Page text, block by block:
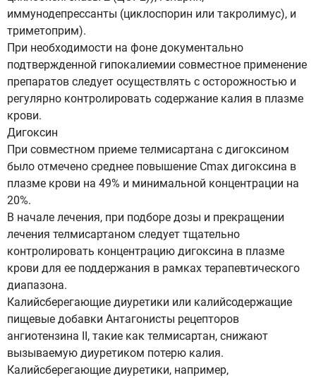
иммунодепрессанты (циклоспорин или такролимус), и
триметоприм).
При необходимости на фоне документально
подтвержденной гипокалиемии совместное применение
препаратов следует осуществлять с осторожностью и
регулярно контролировать содержание калия в плазме
крови.
Дигоксин
При совместном приеме телмисартана с дигоксином
было отмечено среднее повышение Cmax дигоксина в
плазме крови на 49% и минимальной концентрации на
20%.
В начале лечения, при подборе дозы и прекращении
лечения телмисартаном следует тщательно
контролировать концентрацию дигоксина в плазме
крови для ее поддержания в рамках терапевтического
диапазона.
Калийсберегающие диуретики или калийсодержащие
пищевые добавки Антагонисты рецепторов
ангиотензина II, такие как телмисартан, снижают
вызываемую диуретиком потерю калия.
Калийсберегающие диуретики, например,